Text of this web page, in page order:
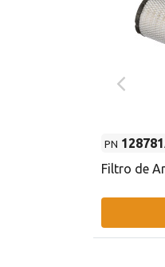
PN
Filtro de